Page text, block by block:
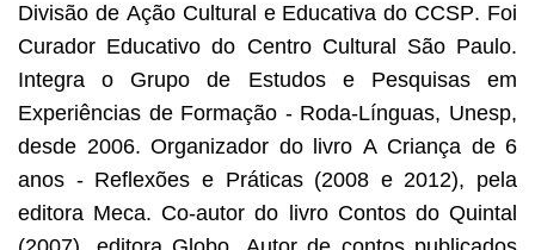
Divisão de Ação Cultural e Educativa do CCSP. Foi
Curador Educativo do Centro Cultural São Paulo.
Integra o Grupo de Estudos e Pesquisas em
Experiências de Formação - Roda-Línguas, Unesp,
desde 2006. Organizador do livro A Criança de 6
anos - Reflexões e Práticas (2008 e 2012), pela
editora Meca. Co-autor do livro Contos do Quintal